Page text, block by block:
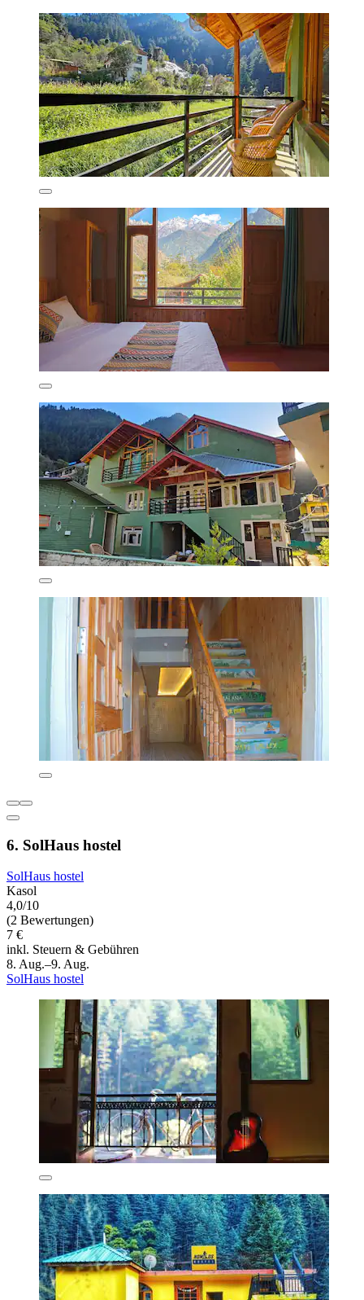
6. SolHaus hostel
SolHaus hostel
Kasol
4,0/10
(2 Bewertungen)
7 €
inkl. Steuern & Gebühren
8. Aug.–9. Aug.
SolHaus hostel